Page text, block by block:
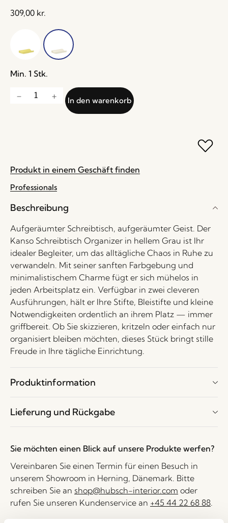
309,00 kr.
Min. 1 Stk.
In den warenkorb
Produkt in einem Geschäft finden
Professionals
Beschreibung
Aufgeräumter Schreibtisch, aufgeräumter Geist. Der
Kanso Schreibtisch Organizer in hellem Grau ist Ihr
idealer Begleiter, um das alltägliche Chaos in Ruhe zu
verwandeln. Mit seiner sanften Farbgebung und
minimalistischem Charme fügt er sich mühelos in
jeden Arbeitsplatz ein. Verfügbar in zwei cleveren
Ausführungen, hält er Ihre Stifte, Bleistifte und kleine
Notwendigkeiten ordentlich an ihrem Platz — immer
griffbereit. Ob Sie skizzieren, kritzeln oder einfach nur
organisiert bleiben möchten, dieses Stück bringt stille
Freude in Ihre tägliche Einrichtung.
Produktinformation
Lieferung und Rückgabe
Sie möchten einen Blick auf unsere Produkte werfen?
Vereinbaren Sie einen Termin für einen Besuch in
unserem Showroom in Herning, Dänemark. Bitte
schreiben Sie an shop@hubsch-interior.com oder
rufen Sie unseren Kundenservice an +45 44 22 68 88.